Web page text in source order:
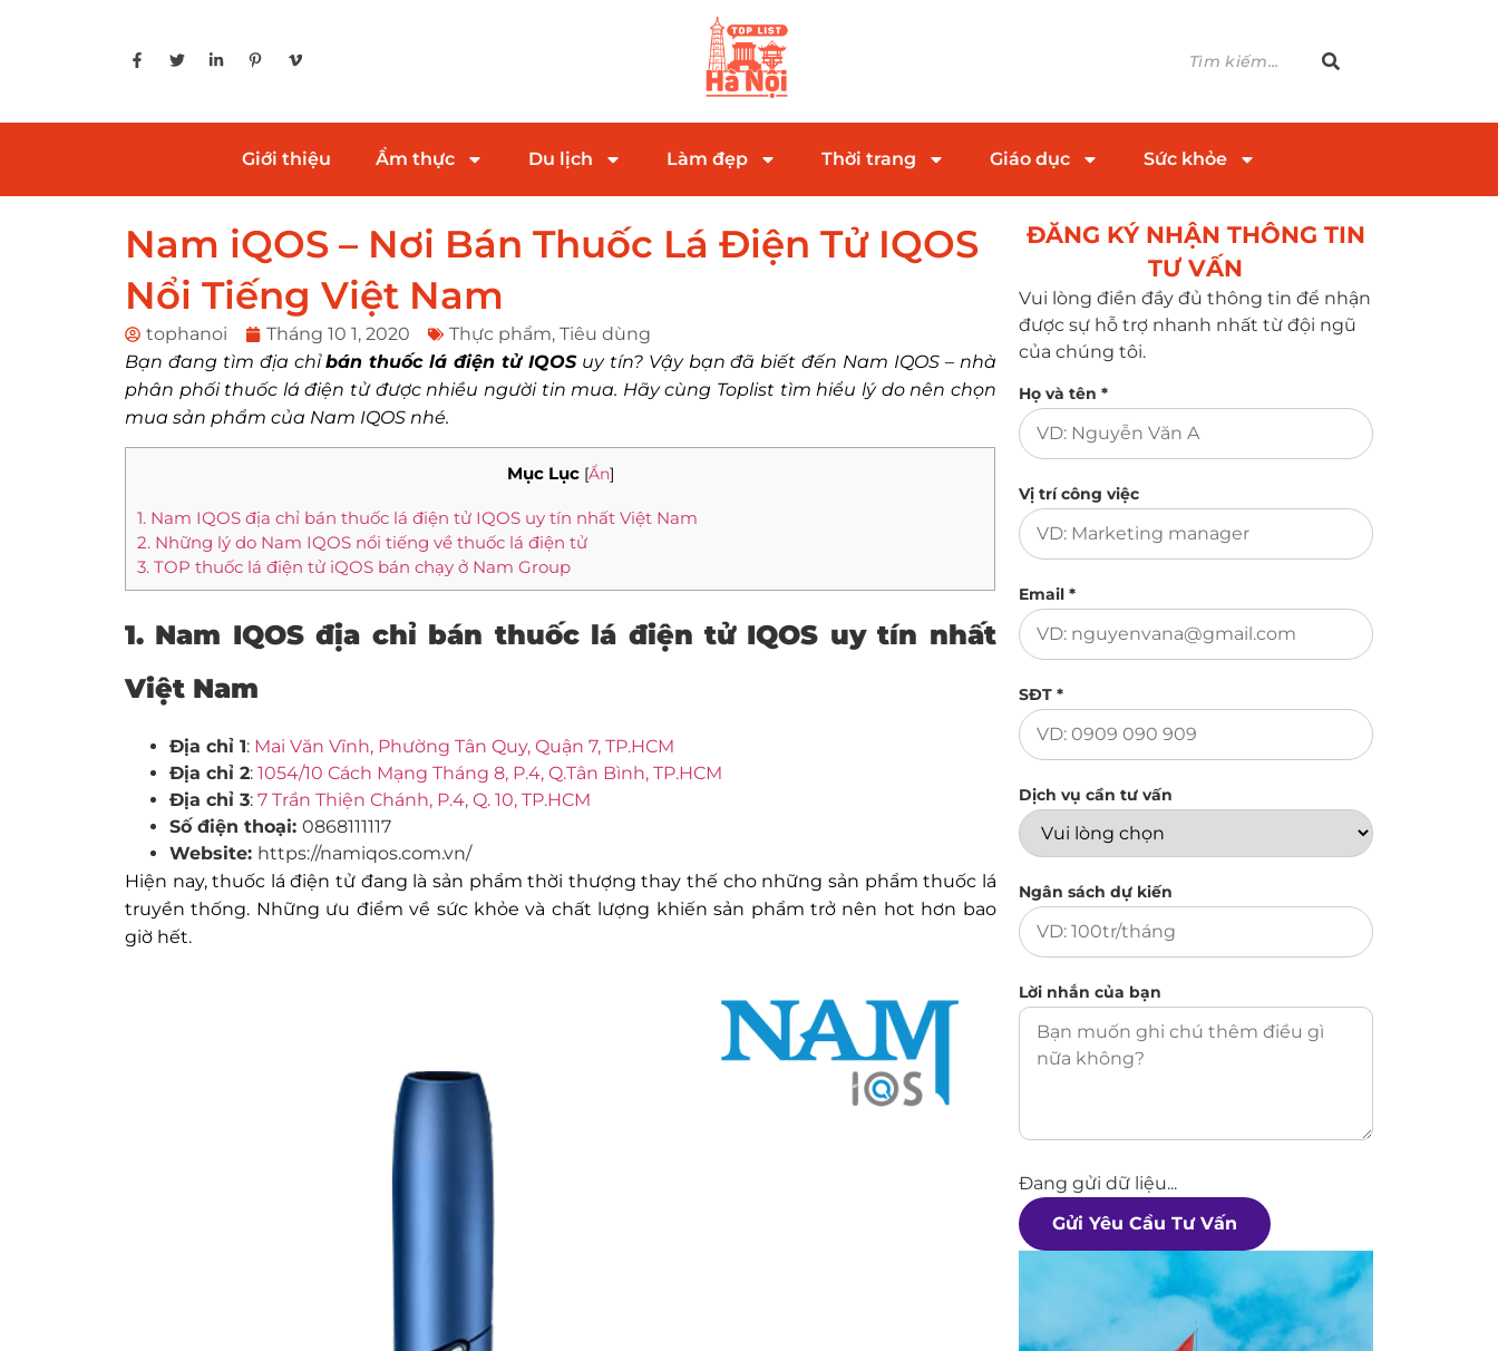
Giới thiệu Ẩm thực Du lịch Làm đẹp Thời trang Giáo dục Sức khỏe
Nam iQOS – Nơi Bán Thuốc Lá Điện Tử IQOS
Nổi Tiếng Việt Nam
tophanoi Tháng 10 1, 2020 Thực phẩm, Tiêu dùng
Bạn đang tìm địa chỉbán thuốc lá điện tử IQOSuy tín? Vậy bạn đã biết đến Nam IQOS – nhà
phân phối thuốc lá điện tử được nhiều người tin mua. Hãy cùng Toplist tìm hiểu lý do nên chọn
mua sản phẩm của Nam IQOS nhé.
Mục Lục [Ẩn]
1. Nam IQOS địa chỉ bán thuốc lá điện tử IQOS uy tín nhất Việt Nam
2. Những lý do Nam IQOS nổi tiếng về thuốc lá điện tử
3. TOP thuốc lá điện tử iQOS bán chạy ở Nam Group
1. Nam IQOS địa chỉ bán thuốc lá điện tử IQOS uy tín nhất
Việt Nam
Địa chỉ 1: Mai Văn Vĩnh, Phường Tân Quy, Quận 7, TP.HCM
Địa chỉ 2: 1054/10 Cách Mạng Tháng 8, P.4, Q.Tân Bình, TP.HCM
Địa chỉ 3: 7 Trần Thiện Chánh, P.4, Q. 10, TP.HCM
Số điện thoại: 0868111117
Website: https://namiqos.com.vn/
Hiện nay, thuốc lá điện tử đang là sản phẩm thời thượng thay thế cho những sản phẩm thuốc lá
truyền thống. Những ưu điểm về sức khỏe và chất lượng khiến sản phẩm trở nên hot hơn bao
giờ hết.
ĐĂNG KÝ NHẬN THÔNG TIN
TƯ VẤN​
Vui lòng điền đầy đủ thông tin để nhận
được sự hỗ trợ nhanh nhất từ đội ngũ
của chúng tôi.
Họ và tên *
Vị trí công việc
Email *
SĐT *
Dịch vụ cần tư vấn
Ngân sách dự kiến
Lời nhắn của bạn
Đang gửi dữ liệu...
Gửi Yêu Cầu Tư Vấn